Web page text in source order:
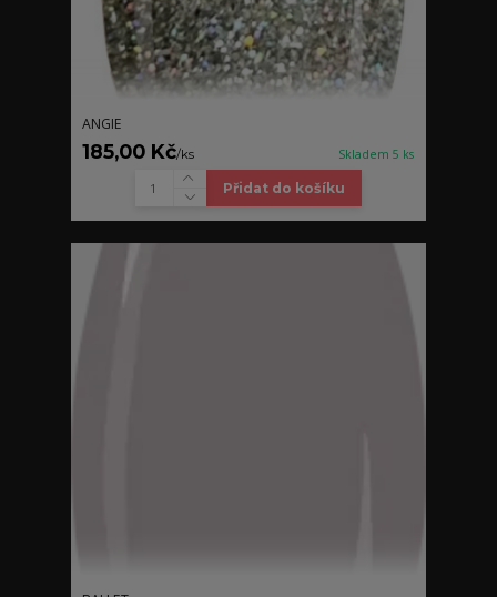
ANGIE
185,00 Kč/ks Skladem 5 ks
Přidat do košíku